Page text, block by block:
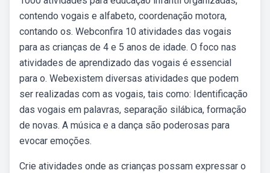
contendo vogais e alfabeto, coordenação motora,
contando os. Webconfira 10 atividades das vogais
para as crianças de 4 e 5 anos de idade. O foco nas
atividades de aprendizado das vogais é essencial
para o. Webexistem diversas atividades que podem
ser realizadas com as vogais, tais como: Identificação
das vogais em palavras, separação silábica, formação
de novas. A música e a dança são poderosas para
evocar emoções.
Crie atividades onde as crianças possam expressar o